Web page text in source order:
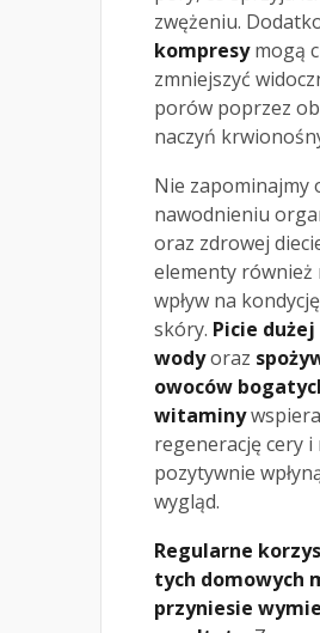
zwężeniu.
kompresymogą
zmniejszyć
porów poprzez
naczyń
Nie zapominajmy
nawodnieniu
oraz zdrowej
elementy również
wpływ na
skóry. Picie
wodyoraz
owoców
witaminywspiera
regenerację cery i
pozytywnie
wygląd.
Regularne
tych domowych
przyniesie